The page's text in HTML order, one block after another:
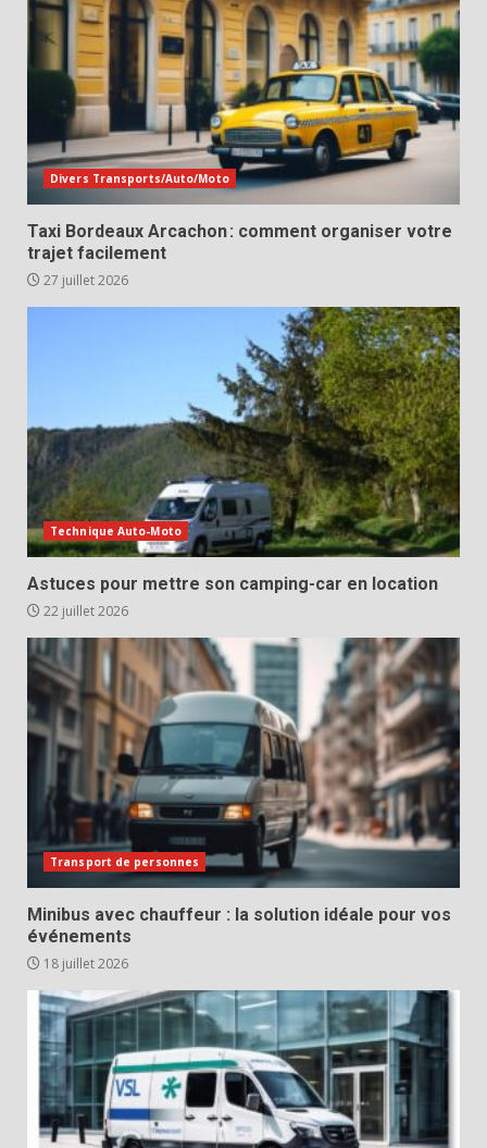
Divers Transports/Auto/Moto
Taxi Bordeaux Arcachon : comment organiser votre
trajet facilement
27 juillet 2026
Technique Auto-Moto
Astuces pour mettre son camping-car en location
22 juillet 2026
Transport de personnes
Minibus avec chauffeur : la solution idéale pour vos
événements
18 juillet 2026